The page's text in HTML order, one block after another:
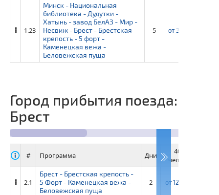
1.23
Минск - Национальная
библиотека - Дудутки -
Хатынь - завод БелАЗ - Мир -
Несвиж - Брест - Брестская
крепость - 5 форт -
Каменецкая вежа -
Беловежская пуща
5 от36 500 ₽
Город прибытия поезда:
Брест
# Программа Дни
40+4
человек
2.1
Брест - Брестская крепость -
5 Форт - Каменецкая вежа -
Беловежская пуща
2 от12 300 ₽